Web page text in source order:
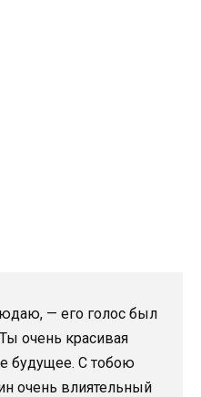
— его голос был
очень красивая
будущее. С тобою
очень влиятельный